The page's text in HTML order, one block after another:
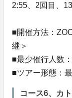
2:55、2回目、
■開催方法：
継＞
■最少催行人数
■ツアー形態：
コース6、カ